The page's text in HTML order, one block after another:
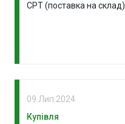
CPT (поставка на склад)
09 Лип 2024
Купівля